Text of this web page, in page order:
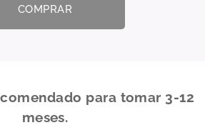
COMPRAR
para tomar 3-12
meses.